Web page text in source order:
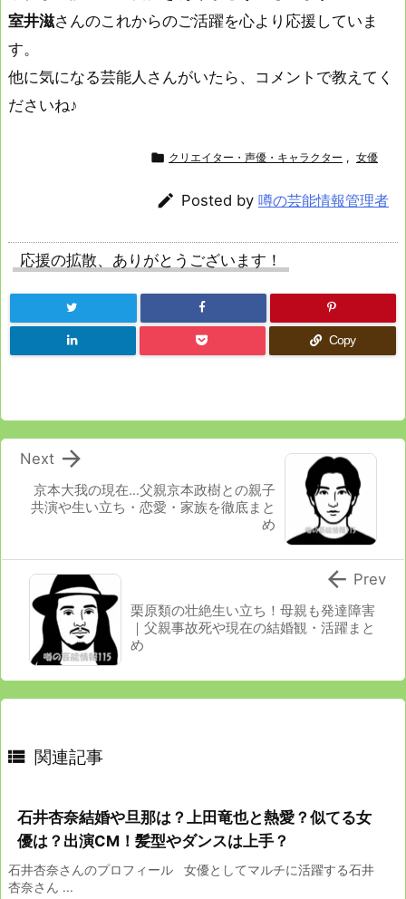
室井滋さんのこれからのご活躍を心より応援していま
す。
他に気になる芸能人さんがいたら、コメントで教えてく
ださいね♪
 クリエイター・声優・キャラクター , 女優
 Posted by 噂の芸能情報管理者
応援の拡散、ありがとうございます！
Copy
京本大我の現在…父親京本政樹との親子
共演や生い立ち・恋愛・家族を徹底まと
め

Next
栗原類の壮絶生い立ち！母親も発達障害
｜父親事故死や現在の結婚観・活躍まと
め
 Prev
 関連記事
石井杏奈結婚や旦那は？上田竜也と熱愛？似てる女
優は？出演CM！髪型やダンスは上手？
石井杏奈さんのプロフィール 女優としてマルチに活躍する石井
杏奈さん ...